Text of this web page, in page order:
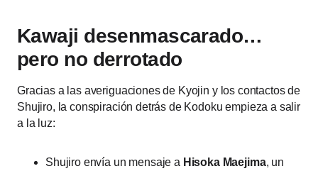
Kawaji desenmascarado…
pero no derrotado
Gracias a las averiguaciones de Kyojin y los contactos de
Shujiro, la conspiración detrás de Kodoku empieza a salir
a la luz:
Shujiro envía un mensaje a Hisoka Maejima, un